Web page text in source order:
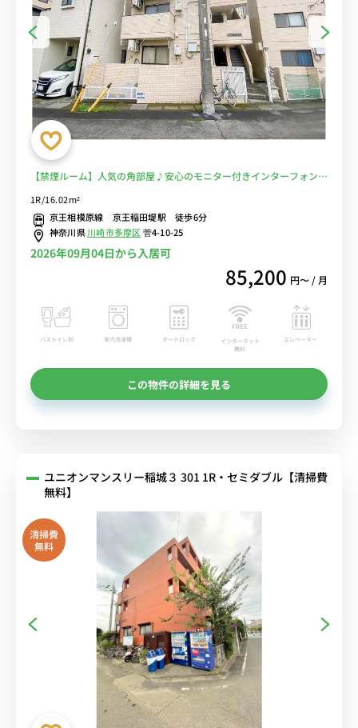
【禁煙ルーム】人気の角部屋♪安心のモニター付きインターフォン完
線の直通列車を利用すれば明大前駅や新宿駅まで乗り換えなしでアク
セス■選べるWi-Fi格安レンタル中！
1R/16.02m²
京王相模原線 京王稲田堤駅 徒歩6分
神奈川県川崎市多摩区菅4-10-25
2026年09月04日から入居可
85,200 円〜 / 月
バストイレ別 室内洗濯機 オートロック
インターネット
無料
エレベーター
この物件の詳細を見る
ユニオンマンスリー稲城３ 301 1R・セミダブル【清掃費
無料】
清掃費
無料